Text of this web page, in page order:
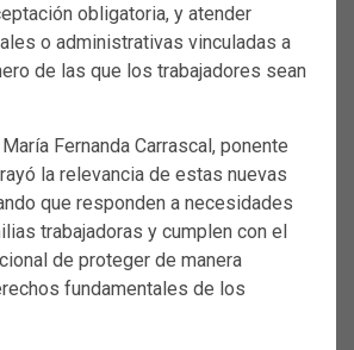
obligatoria, y atender
o administrativas vinculadas a
de las que los trabajadores sean
Fernanda Carrascal, ponente
la relevancia de estas nuevas
que responden a necesidades
trabajadoras y cumplen con el
de proteger de manera
fundamentales de los